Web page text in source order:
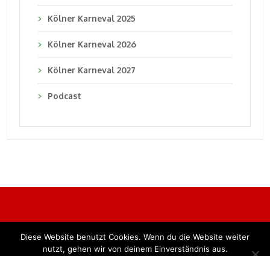
Kölner Karneval 2025
Kölner Karneval 2026
Kölner Karneval 2027
Podcast
Alle Rechte vorbehalten. BKB Verlag GmbH
Diese Website benutzt Cookies. Wenn du die Website weiter
nutzt, gehen wir von deinem Einverständnis aus.